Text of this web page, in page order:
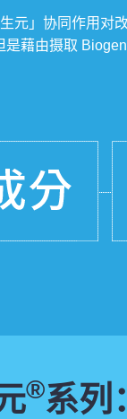
元」协同作用
藉由摄取
®系列